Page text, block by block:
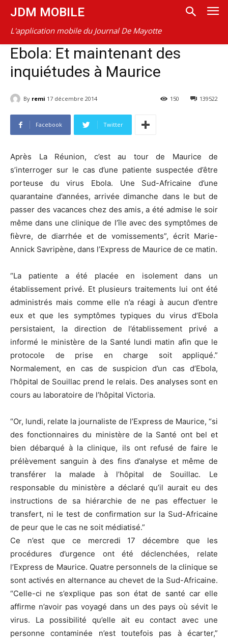
JDM MOBILE
L'application mobile du Journal De Mayotte
Ebola: Et maintenant des
inquiétudes à Maurice
By remi 17 décembre 2014 139522
150
Facebook Twitter
Après La Réunion, c’est au tour de Maurice de
s’interroger sur le cas d’une patiente suspectée d’être
porteuse du virus Ebola. Une Sud-Africaine d’une
quarantaine d’années, arrivée dimanche dans le but de
passer des vacances chez des amis, a été admise le soir
même dans une clinique de l’île avec des symptômes de
fièvre, de diarrhée et de vomissements”, écrit Marie-
Annick Savripène, dans l’Express de Maurice de ce matin.
“La patiente a été placée en isolement dans un
établissement privé. Et plusieurs traitements lui ont été
administrés mais comme elle n’a réagi à aucun d’entre
eux et que les symptômes typiques du virus d’Ebola
persistaient, la direction de l’établissement privé a
informé le ministère de la Santé lundi matin afin que le
protocole de prise en charge soit appliqué.”
Normalement, en cas de suspicion d’un cas d’Ebola,
l’hôpital de Souillac prend le relais. Des analyses sont en
cours au laboratoire de l’hôpital Victoria.
“Or, lundi, relate la journaliste de l’Express de Maurice, “si
des fonctionnaires du ministère de la Santé ont bel et
bien débarqué à la clinique, ils ont refusé de faire le
prélèvement sanguin à des fins d’analyse et même de
transférer la malade à l’hôpital de Souillac. Le
responsable du ministère a déclaré qu’il aurait eu des
instructions de sa hiérarchie de ne pas effectuer le
transfert, ni le test de confirmation sur la Sud-Africaine
de peur que le cas ne soit médiatisé.”
Ce n’est que ce mercredi 17 décembre que les
procédures d’urgence ont été déclenchées, relate
l’Express de Maurice. Quatre personnels de la clinique se
sont activés en alternance au chevet de la Sud-Africaine.
“Celle-ci ne s’explique pas son état de santé car elle
affirme n’avoir pas voyagé dans un des pays où sévit le
virus. La possibilité qu’elle ait eu contact avec une
personne contaminée n’est toutefois pas à écarter,”